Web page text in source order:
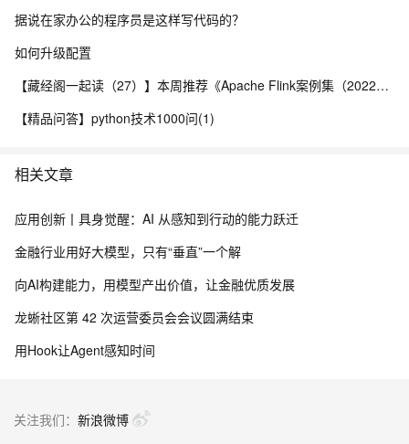
据说在家办公的程序员是这样写代码的？
如何升级配置
【藏经阁一起读（27）】本周推荐《Apache Flink案例集（2022版）》，你有哪些心得？
【精品问答】python技术1000问(1)
相关文章
应用创新丨具身觉醒：AI 从感知到行动的能力跃迁
金融行业用好大模型，只有“垂直”一个解
向AI构建能力，用模型产出价值，让金融优质发展
龙蜥社区第 42 次运营委员会会议圆满结束
用Hook让Agent感知时间
关注我们： 新浪微博